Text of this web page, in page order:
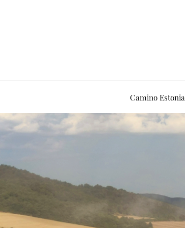
Camino Estonia